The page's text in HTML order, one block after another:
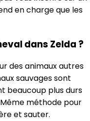
en charge que les
dans Zelda ?
des animaux autres
sauvages sont
beaucoup plus durs
méthode pour
et sauter.